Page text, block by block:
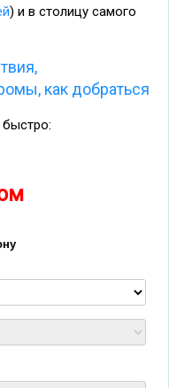
) и в столицу самого
как добраться
быстро: